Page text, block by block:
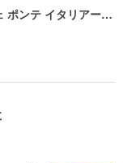
Cafe Ponte ITALIANO（カフェ ポンテ イタリアーノ）